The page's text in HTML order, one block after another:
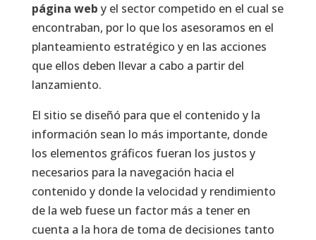
página web y el sector competido en el cual se
encontraban, por lo que los asesoramos en el
planteamiento estratégico y en las acciones
que ellos deben llevar a cabo a partir del
lanzamiento.
El sitio se diseñó para que el contenido y la
información sean lo más importante, donde
los elementos gráficos fueran los justos y
necesarios para la navegación hacia el
contenido y donde la velocidad y rendimiento
de la web fuese un factor más a tener en
cuenta a la hora de toma de decisiones tanto